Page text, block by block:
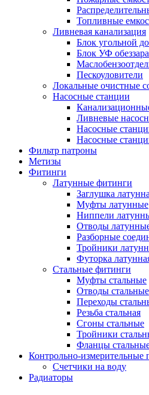
Топливные
Ливневая канализация
Блок угольной
Блок УФ
Пескоуловители
Локальные очистные
Насосные станции
Ливневые
Насосные
Насосные
Фильтр патроны
Метизы
Фитинги
Латунные фитинги
Заглушка
Муфты латунные
Ниппели
Отводы
Разборные
Тройники
Футорка
Стальные фитинги
Муфты стальные
Отводы стальные
Переходы
Резьба стальная
Сгоны стальные
Тройники
Фланцы
Контрольно-
Счетчики на воду
Радиаторы